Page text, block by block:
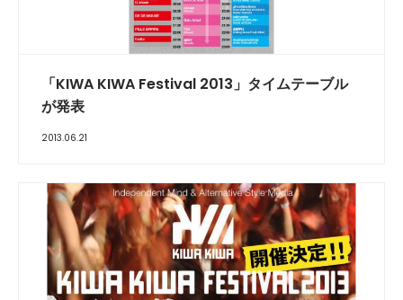
「KIWA KIWA Festival 2013」タイムテーブル
が発表
2013.06.21